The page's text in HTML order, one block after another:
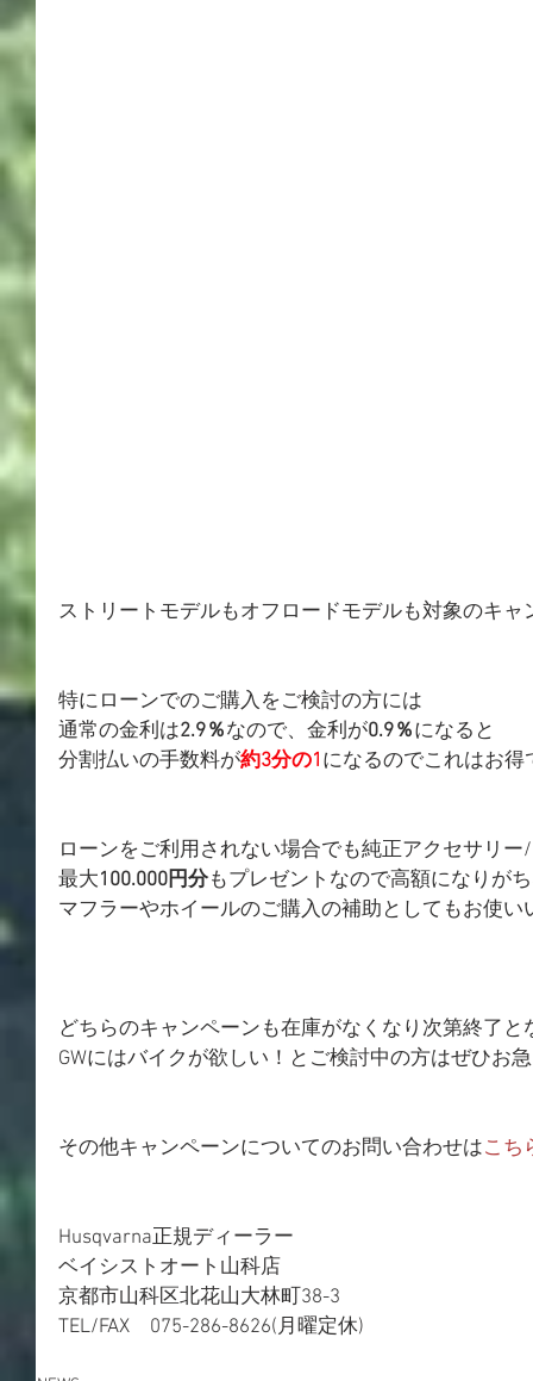
ストリートモデルもオフロードモデルも対象のキャ
特にローンでのご購入をご検討の方には
通常の金利は2.9％なので、金利が0.9％になると
分割払いの手数料が約3分の1 になるのでこれはお
ローンをご利用されない場合でも純正アクセサリー
最大100.000円分もプレゼントなので高額になりが
マフラーやホイールのご購入の補助としてもお使い
どちらのキャンペーンも在庫がなくなり次第終了と
GWにはバイクが欲しい！とご検討中の方はぜひお
その他キャンペーンについてのお問い合わせはこち
Husqvarna正規ディーラー
ベイシストオート山科店
京都市山科区北花山大林町38-3
TEL/FAX　075-286-8626(月曜定休)